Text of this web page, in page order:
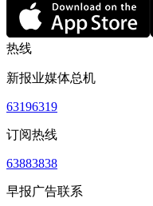
热线
新报业媒体总机
63196319
订阅热线
63883838
早报广告联系